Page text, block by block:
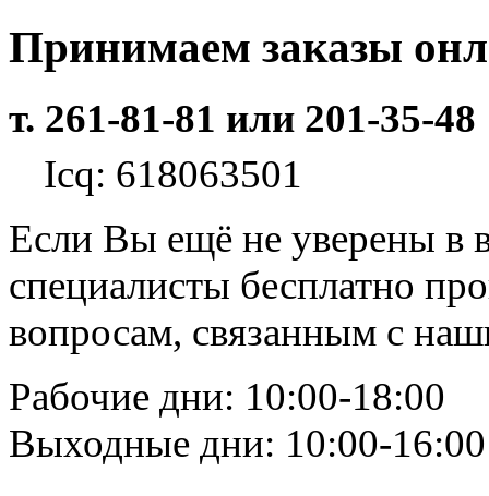
Принимаем заказы
т. 261-81-81 или 201-35-48
Icq: 618063501
Если Вы ещё не уверены в
специалисты бесплатно
вопросам, связанным с
Рабочие дни: 10:00-18:00
Выходные дни: 10:00-16:00